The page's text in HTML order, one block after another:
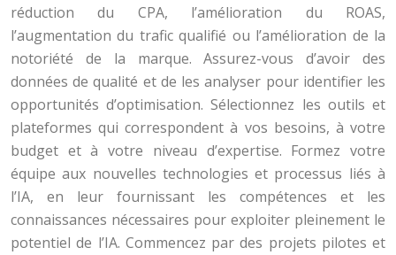
réduction du CPA, l’amélioration du ROAS,
l’augmentation du trafic qualifié ou l’amélioration de la
notoriété de la marque. Assurez-vous d’avoir des
données de qualité et de les analyser pour identifier les
opportunités d’optimisation. Sélectionnez les outils et
plateformes qui correspondent à vos besoins, à votre
budget et à votre niveau d’expertise. Formez votre
équipe aux nouvelles technologies et processus liés à
l’IA, en leur fournissant les compétences et les
connaissances nécessaires pour exploiter pleinement le
potentiel de l’IA. Commencez par des projets pilotes et